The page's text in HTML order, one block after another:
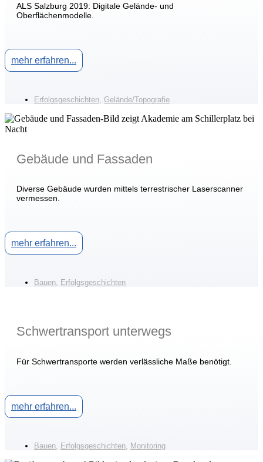
ALS Salzburg 2019: Digitale Gelände- und
Oberflächenmodelle.
mehr erfahren...
Erfolgsgeschichten Gelände/Topografie
Gebäude und Fassaden
Diverse Gebäude wurden mittels terrestrischer Laserscanner
vermessen.
mehr erfahren...
Bauen, Erfolgsgeschichten
Schwertransport unterwegs
Für Schwertransporte werden verlässliche Maße benötigt.
mehr erfahren...
Bauen Erfolgsgeschichten Monitoring